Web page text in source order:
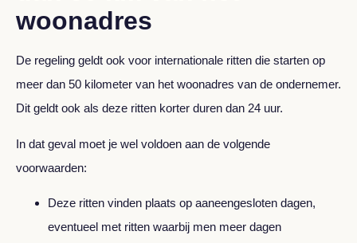
woonadres
De regeling geldt ook voor internationale ritten die starten op
meer dan 50 kilometer van het woonadres van de ondernemer.
Dit geldt ook als deze ritten korter duren dan 24 uur.
In dat geval moet je wel voldoen aan de volgende
voorwaarden:
Deze ritten vinden plaats op aaneengesloten dagen,
eventueel met ritten waarbij men meer dagen